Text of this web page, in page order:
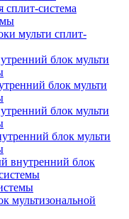
сплит-система
мульти сплит-
блок мульти
блок мульти
блок мульти
блок мульти
внутренний блок
мультизональной